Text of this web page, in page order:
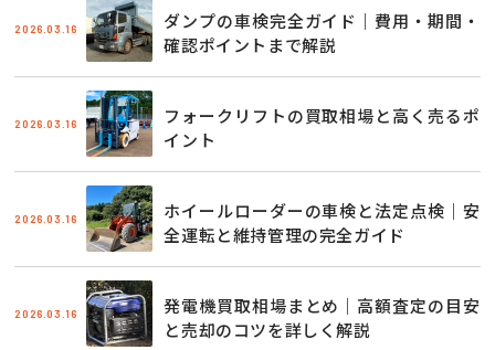
2026.03.16
ダンプの車検完全ガイド｜費用・期間・
確認ポイントまで解説
2026.03.16
フォークリフトの買取相場と高く売るポ
イント
2026.03.16
ホイールローダーの車検と法定点検｜安
全運転と維持管理の完全ガイド
2026.03.16
発電機買取相場まとめ｜高額査定の目安
と売却のコツを詳しく解説